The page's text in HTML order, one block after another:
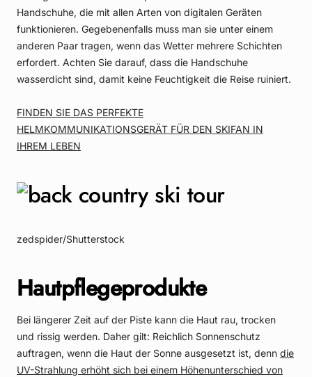
Handschuhe, die mit allen Arten von digitalen Geräten
funktionieren. Gegebenenfalls muss man sie unter einem
anderen Paar tragen, wenn das Wetter mehrere Schichten
erfordert. Achten Sie darauf, dass die Handschuhe
wasserdicht sind, damit keine Feuchtigkeit die Reise ruiniert.
FINDEN SIE DAS PERFEKTE
HELMKOMMUNIKATIONSGERÄT FÜR DEN SKIFAN IN
IHREM LEBEN
zedspider/Shutterstock
Hautpflegeprodukte
Bei längerer Zeit auf der Piste kann die Haut rau, trocken
und rissig werden. Daher gilt: Reichlich Sonnenschutz
auftragen, wenn die Haut der Sonne ausgesetzt ist, denn die
UV-Strahlung erhöht sich bei einem Höhenunterschied von